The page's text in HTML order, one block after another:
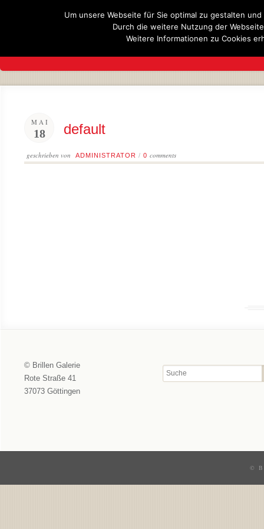
MAI
18 default
geschrieben von ADMINISTRATOR / 0 comments
© Brillen Galerie
Rote Straße 41
37073 Göttingen
©
Um unsere Webseite für Sie optimal zu gestalten
Durch die weitere Nutzung der
Weitere Informationen zu Cookies